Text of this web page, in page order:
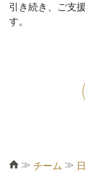
引き続き、ご支
す。
≫ チーム ≫